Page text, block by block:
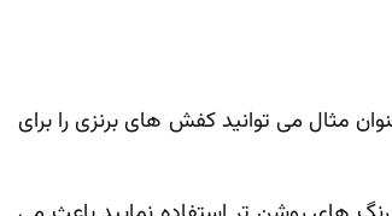
مثال می‌ توانید کفش‌ های برنزی را برای